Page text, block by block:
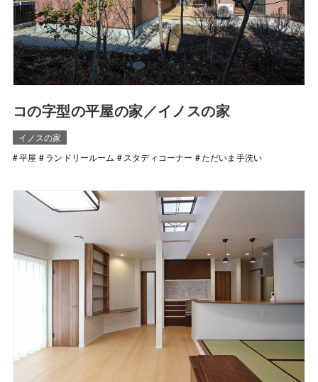
コの字型の平屋の家／イノスの家
イノスの家
平屋
ランドリールーム スタディコーナー ただいま手洗い